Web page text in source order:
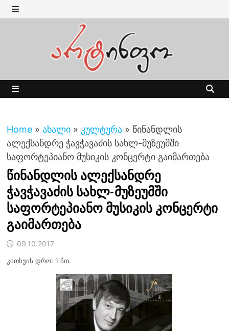
Skip
to MENU
Home » ახალი » კულტურა » წინანდლის
ალექსანდრე ჭავჭავაძის სახლ-მუზეუმში
საფორტეპიანო მუსიკის კონცერტი გაიმართება
წინანდლის ალექსანდრე
ჭავჭავაძის სახლ-მუზეუმში
საფორტეპიანო მუსიკის კონცერტი
გაიმართება
09.10.2017
კითხვის დრო: 1 წთ.